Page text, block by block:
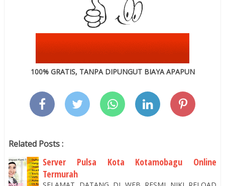
100% GRATIS, TANPA DIPUNGUT BIAYA APAPUN
Related Posts :
Server Pulsa Kota Kotamobagu Online
Termurah